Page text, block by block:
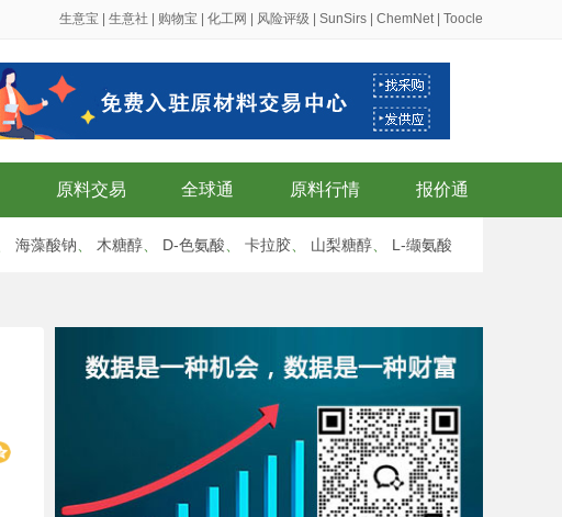
生意宝 生意社 购物宝 化工网 风险评级 SunSirs ChemNet| Toocle
原料交易 全球通 原料行情 报价通
海藻酸钠 木糖醇 D-色氨酸 卡拉胶 山梨糖醇 L-缬氨酸